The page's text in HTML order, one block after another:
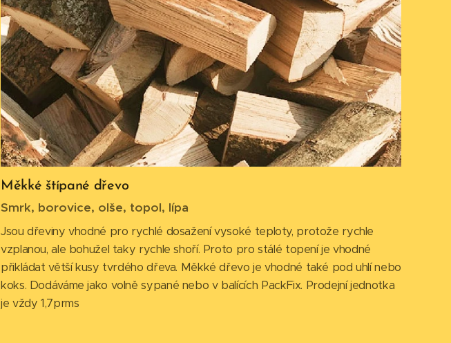
Měkké štípané dřevo
Smrk, borovice, olše, topol, lípa
Jsou dřeviny vhodné pro rychlé dosažení vysoké teploty, protože rychle
vzplanou, ale bohužel taky rychle shoří. Proto pro stálé topení je vhodné
přikládat větší kusy tvrdého dřeva. Měkké dřevo je vhodné také pod uhlí nebo
koks. Dodáváme jako volně sypané nebo v balících PackFix. Prodejní jednotka
je vždy 1,7prms